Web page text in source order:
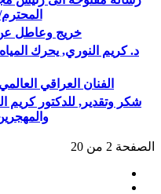
خريج وعاطل
د. كريم النوري, يحرك
الفنان العراقي
شكر وتقدير, للدكتور كريم
الصفحة 2 من 20